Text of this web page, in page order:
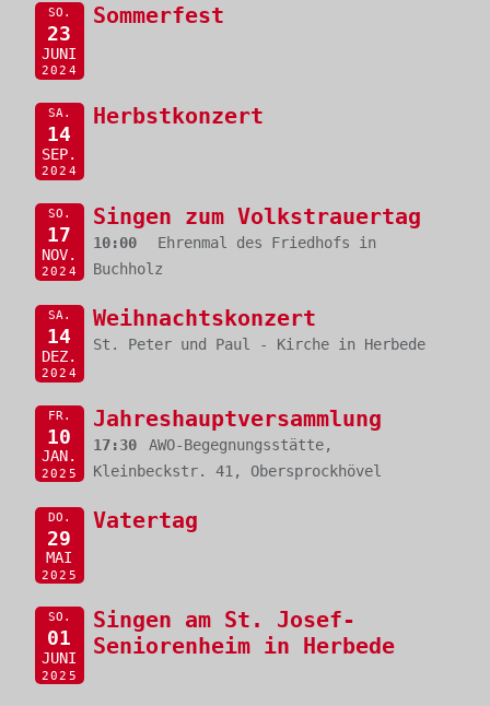
SO.
23
JUNI
2024
Sommerfest
SA.
14
SEP.
2024
Herbstkonzert
SO.
17
NOV.
2024
Singen zum Volkstrauertag
10:00
Ehrenmal des Friedhofs in
Buchholz
SA.
14
DEZ.
2024
Weihnachtskonzert
St. Peter und Paul - Kirche in Herbede
FR.
10
JAN.
2025
Jahreshauptversammlung
17:30
AWO-Begegnungsstätte,
Kleinbeckstr. 41, Obersprockhövel
DO.
29
MAI
2025
Vatertag
SO.
01
JUNI
2025
Singen am St. Josef-
Seniorenheim in Herbede